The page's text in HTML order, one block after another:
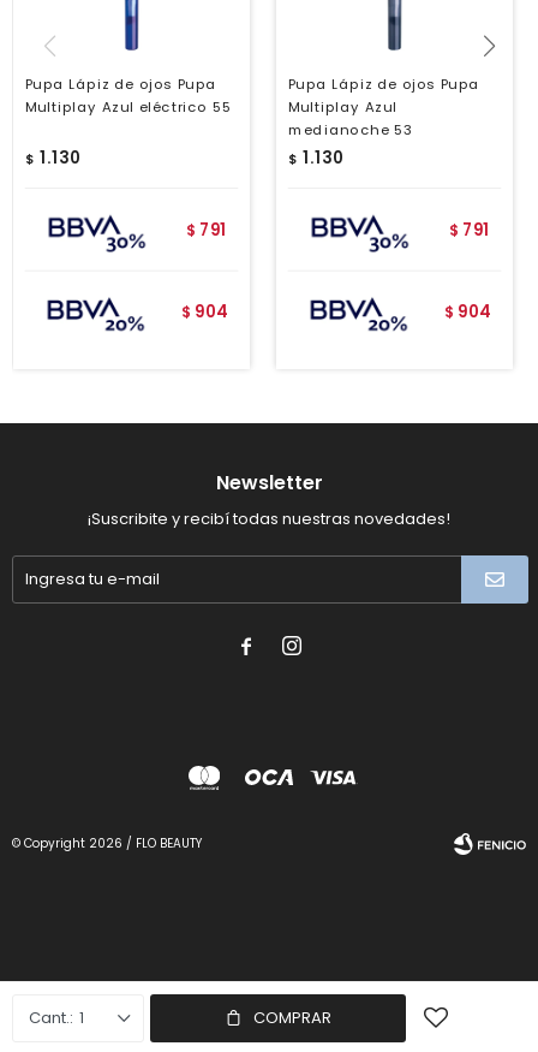
1 COMPRAR
Pupa Lápiz de ojos Pupa
Multiplay Azul eléctrico 55
$ 1.130
$ 791
$ 904
Pupa Lápiz de ojos Pupa
Multiplay Azul
medianoche 53
$ 1.130
$ 791
$ 904
Newsletter
¡Suscribite y recibí todas nuestras novedades!
 
© Copyright 2026 / FLO BEAUTY